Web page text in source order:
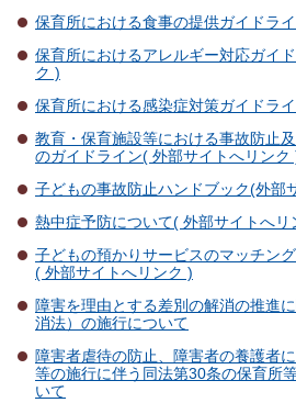
保育所における食事の提供ガイドラ
保育所におけるアレルギー対応ガイ
ク )
保育所における感染症対策ガイドラ
教育・保育施設等における事故防止
のガイドライン( 外部サイトへリンク
子どもの事故防止ハンドブック(外部
熱中症予防について( 外部サイトへリ
子どもの預かりサービスのマッチン
( 外部サイトへリンク )
障害を理由とする差別の解消の推進
消法）の施行について
障害者虐待の防止、障害者の養護者
等の施行に伴う同法第30条の保育所
いて